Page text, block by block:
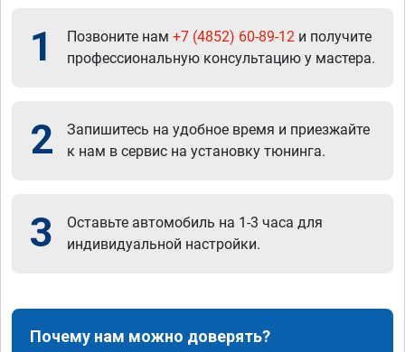
1 Позвоните нам +7 (4852) 60-89-12 и получите
профессиональную консультацию у мастера.
2
Запишитесь на удобное время и приезжайте
к нам в сервис на установку тюнинга.
3
Оставьте автомобиль на 1-3 часа для
индивидуальной настройки.
Почему нам можно доверять?